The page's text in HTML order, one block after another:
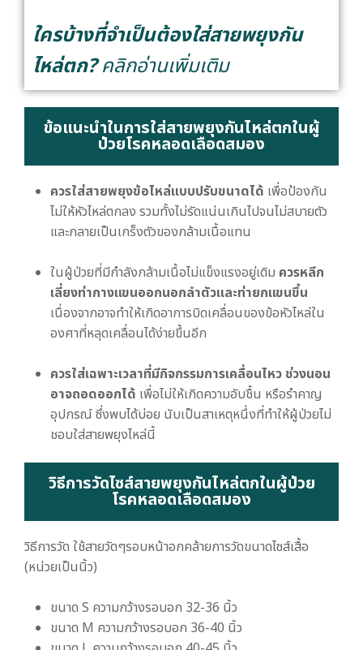
ใครบ้างที่จำเป็นต้องใส่สายพยุงกัน
ไหล่ตก?คลิกอ่านเพิ่มเติม
ข้อแนะนำในการใส่สายพยุงกันไหล่ตกในผู้
ป่วยโรคหลอดเลือดสมอง
ควรใส่สายพยุงข้อไหล่แบบปรับขนาดได้ เพื่อป้องกัน
ไม่ให้หัวไหล่ตกลง รวมทั้งไม่รัดแน่นเกินไปจนไม่สบายตัว
และกลายเป็นเกร็งตัวของกล้ามเนื้อแทน
ในผู้ป่วยที่มีกำลังกล้ามเนื้อไม่แข็งแรงอยู่เดิม ควรหลีก
เลี่ยงท่ากางแขนออกนอกลำตัวและท่ายกแขนขึ้น
เนื่องจากอาจทำให้เกิดอาการบิดเคลื่อนของข้อหัวไหล่ใน
องศาที่หลุดเคลื่อนได้ง่ายขึ้นอีก
ควรใส่เฉพาะเวลาที่มีกิจกรรมการเคลื่อนไหว ช่วงนอน
อาจถอดออกได้ เพื่อไม่ให้เกิดความอับชื้น หรือรำคาญ
อุปกรณ์ ซึ่งพบได้บ่อย นับเป็นสาเหตุหนึ่งที่ทำให้ผู้ป่วยไม่
ชอบใส่สายพยุงไหล่นี้
วิธีการวัดไซส์สายพยุงกันไหล่ตกในผู้ป่วย
โรคหลอดเลือดสมอง
วิธีการวัด ใช้สายวัดๆรอบหน้าอกคล้ายการวัดขนาดไซส์เสื้อ
(หน่วยเป็นนิ้ว)
ขนาด S ความกว้างรอบอก 32-36 นิ้ว
ขนาด M ความกว้างรอบอก 36-40 นิ้ว